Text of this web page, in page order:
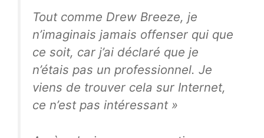
Tout comme Drew Breeze, je
n’imaginais jamais offenser qui que
ce soit, car j’ai déclaré que je
n’étais pas un professionnel. Je
viens de trouver cela sur Internet,
ce n’est pas intéressant »